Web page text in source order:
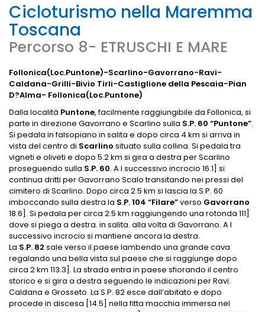
Cicloturismo nella Maremma
Toscana
Percorso 8- ETRUSCHI E MARE
Follonica(Loc.Puntone)-Scarlino-Gavorrano-Ravi-
Caldana-Grilli-Bivio Tirli-Castiglione della Pescaia-Pian
D?Alma- Follonica(Loc.Puntone)
Dalla località Puntone, facilmente raggiungibile da Follonica, si
parte in direzione Gavorrano e Scarlino sulla S.P. 60 “Puntone”.
Si pedala in falsopiano in salita e dopo circa 4 km si arriva in
vista del centro di Scarlino situato sulla collina. Si pedala tra
vigneti e oliveti e dopo 5.2 km si gira a destra per Scarlino
proseguendo sulla S.P. 60. A l successivo incrocio 16.1] si
continua dritti per Gavorrano Scalo transitando nei pressi del
cimitero di Scarlino. Dopo circa 2.5 km si lascia la S.P. 60
imboccando sulla destra la S.P. 104 “Filare”verso Gavorrano
18.6]. Si pedala per circa 2.5 km raggiungendo una rotonda 111]
dove si piega a destra. in salita. alla volta di Gavorrano. A l
successivo incrocio si mantiene ancora la destra.
La S.P. 82 sale verso il paese lambendo una grande cava
regalando una bella vista sul paese che si raggiunge dopo
circa 2 km 113.3]. La strada entra in paese sfiorando il centro
storico e si gira a destra seguendo le indicazioni per Ravi.
Caldana e Grosseto. La S.P. 82 esce dall’abitato e dopo
procede in discesa [14.5] nella fitta macchia immersa nel